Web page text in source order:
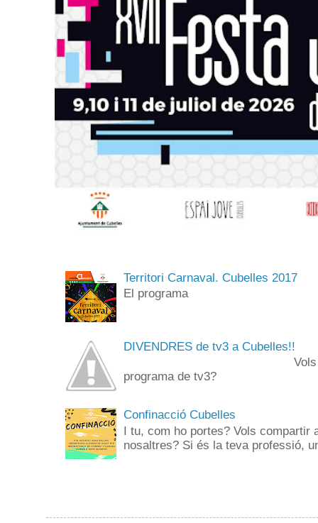
Territori Carnaval. Cubelles 2017
El programa
DIVENDRES de tv3 a Cubelles!!
Vols anar de
programa de tv3?
Confinacció Cubelles
I tu, com ho portes? Vols compartir
nosaltres? Si és la teva professió,